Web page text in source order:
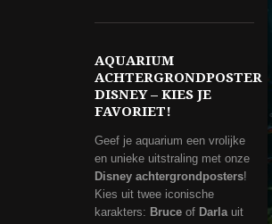
AQUARIUM
ACHTERGRONDPOSTER
DISNEY – KIES JE
FAVORIET!
Geef je aquarium een vrolijke
en unieke uitstraling met onze
Disney achtergrondposters!
Kies uit twee iconische
karakters: Bruce of Darla uit